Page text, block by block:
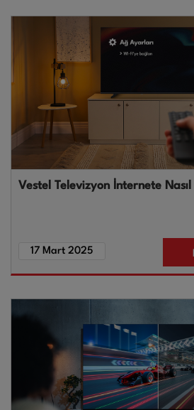
Vestel Televizyon İnternete Nasıl
17 Mart 2025